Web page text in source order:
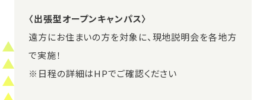
〈出張型オープンキャンパス〉
遠方にお住まいの方を対象に、現地説明会を各地方
で実施！
※日程の詳細はHPでご確認ください